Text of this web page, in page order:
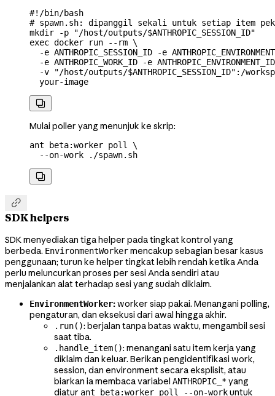
#!/bin/bash
# spawn.sh: dipanggil sekali untuk setiap item
mkdir -p "/host/outputs/$ANTHROPIC_SESSION_ID"
exec docker run --rm \
  -e
ANTHROPIC_SESSION_ID -e
  -e
ANTHROPIC_WORK_ID -e ANTHROPIC_ENVIRONMENT_ID
  -v
"/host/outputs/$ANTHROPIC_SESSION_ID":/
  your-image

Mulai poller yang menunjuk ke skrip:
ant beta:worker poll
\
  --on-work
./spawn.sh


SDK helpers
SDK menyediakan tiga helper pada tingkat kontrol yang
berbeda. EnvironmentWorkermencakup sebagian besar kasus
penggunaan; turun ke helper tingkat lebih rendah ketika Anda
perlu meluncurkan proses per sesi Anda sendiri atau
menjalankan alat terhadap sesi yang sudah diklaim.
EnvironmentWorker:worker siap pakai. Menangani polling,
pengaturan, dan eksekusi dari awal hingga akhir.
.run(): berjalan tanpa batas waktu, mengambil sesi
saat tiba.
.handle_item(): menangani satu item kerja yang
diklaim dan keluar. Berikan pengidentifikasi work,
session, dan environment secara eksplisit, atau
biarkan ia membaca variabel ANTHROPIC_*yang
diatur ant beta:worker poll --on-workuntuk